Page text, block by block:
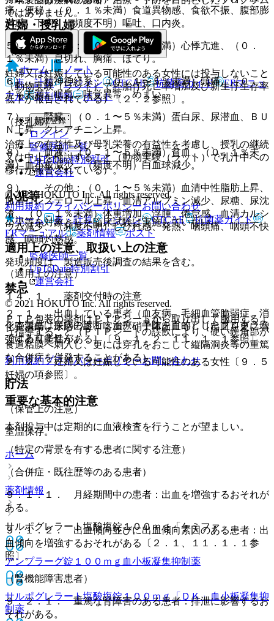
妊婦・授乳婦
（妊婦）
妊婦又は妊娠している可能性のある女性には投与しないこと
（動物実験（ラット）で胚胎仔死亡率増加及び新生仔生存率
低下が報告されている）〔２．２参照〕。
（授乳婦）
治療上の有益性及び母乳栄養の有益性を考慮し、授乳の継続
又は中止を検討すること（動物実験（ラット）で乳汁中への
移行が報告されている）。
小児等
小児等を対象とした臨床試験は実施していない。
適用上の注意、取扱い上の注意
（適用上の注意）
１４．１． 薬剤交付時の注意
ＰＴＰ包装の薬剤はＰＴＰシートから取り出して服用するよ
う指導すること（ＰＴＰシートの誤飲により、硬い鋭角部が
食道粘膜へ刺入し、更には穿孔をおこして縦隔洞炎等の重篤
な合併症を併発することがある）。
貯法
（保管上の注意）
室温保存。
ホーム
薬剤情報
サルポグレラート塩酸塩錠１００ｍｇ「ケミファ」
アンプラーグ錠１００ｍｇ 血小板凝集抑制薬
サルポグレラート塩酸塩錠１００ｍｇ「ＤＫ」血小板凝集抑
制薬
痛、便秘、（０．１％未満）食道異物感、食欲不振、腹部膨
満感、下痢、（頻度不明）嘔吐、口内炎。
５）． 循環器：（０．１〜５％未満）心悸亢進、（０．
１％未満）息切れ、胸痛、ほてり。
６）． 精神神経系：（０．１〜５％未満）頭痛、（０．
１％未満）眠気、味覚異常、めまい。
７）． 腎臓：（０．１〜５％未満）蛋白尿、尿潜血、ＢＵ
Ｎ上昇、クレアチニン上昇。
８）． 血液：（０．１〜５％未満）貧血、（０．１％未
満）血小板減少、（頻度不明）白血球減少。
９）． その他：（０．１〜５％未満）血清中性脂肪上昇、
血清コレステロール上昇、血清アルブミン減少、尿糖、尿沈
渣、（０．１％未満）体重増加、浮腫、倦怠感、血清カルシ
ウム減少、（頻度不明）しびれ感、発熱、咽頭痛、咽頭不快
感、咽頭灼熱感。
発現頻度は、製造販売後調査の結果を含む。
禁忌
２．１． 出血している患者（血友病、毛細血管脆弱症、消
化管潰瘍、尿路出血、喀血、硝子体出血等）［出血を更に増
強する可能性がある］〔９．１．２、１１．１．１参照〕。
２．２． 妊婦又は妊娠している可能性のある女性〔９．５
妊婦の項参照〕。
重要な基本的注意
本剤投与中は定期的に血液検査を行うことが望ましい。
（特定の背景を有する患者に関する注意）
（合併症・既往歴等のある患者）
９．１．１． 月経期間中の患者：出血を増強するおそれが
ある。
９．１．２． 出血傾向並びに出血傾向素因のある患者：出
血傾向を増強するおそれがある〔２．１、１１．１．１参
照〕。
（腎機能障害患者）
９．２．１． 重篤な腎障害のある患者：排泄に影響するお
それがある。
ではありません。
ホーム
ノート
表・計算
レジメン CTCAE 抗菌薬ガイド
ERマニュ
アル
薬剤情報 ポスト
新規登録
ログイン
監修医師一覧
UpToDate特別割引
運営会社
© 2021 HOKUTO Inc. All rights reserved.
利用規約プライバシーポリシーお問い合わせ
ホーム
表・計算 レジメン CTCAE
抗菌薬ガイド
ERマニュアル
薬剤情報 ポスト
監修医師一覧
UpToDate特別割引
運営会社
© 2021 HOKUTO Inc. All rights reserved.
※本製品は疾病の診断・治療・予防を目的としたプログラム
ではありません。
利用規約プライバシーポリシーお問い合わせ